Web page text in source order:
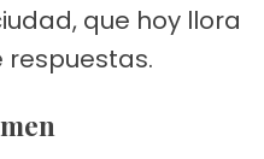
que hoy llora
respuestas.